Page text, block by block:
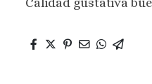
Calidad gustativa